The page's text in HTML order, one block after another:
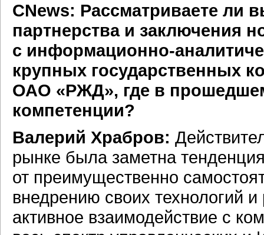
CNews: Рассматриваете ли
партнерства и заключения
с информационно-
крупных государственных
ОАО «РЖД», где в
компетенции?
Валерий Храбров:
рынке была заметна
от преимущественно
внедрению своих технологий
активное взаимодействие с